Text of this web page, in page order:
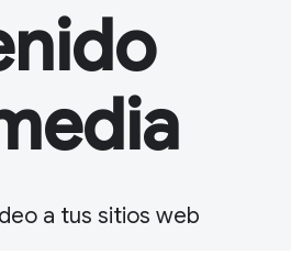
a tus sitios web